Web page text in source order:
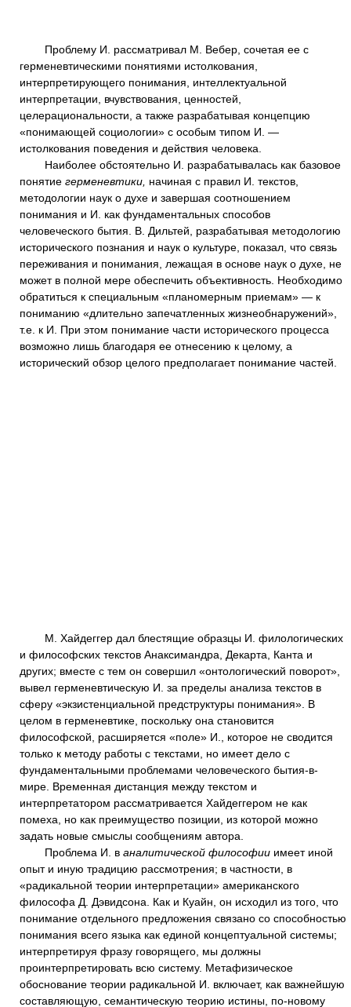
Проблему И. рассматривал М. Вебер, сочетая ее с
герменевтическими понятиями истолкования,
интерпретирующего понимания, интеллектуальной
интерпретации, вчувствования, ценностей,
целерациональности, а также разрабатывая концепцию
«понимающей социологии» с особым типом И. —
истолкования поведения и действия человека.
Наиболее обстоятельно И. разрабатывалась как базовое
понятие герменевтики, начиная с правил И. текстов,
методологии наук о духе и завершая соотношением
понимания и И. как фундаментальных способов
человеческого бытия. В. Дильтей, разрабатывая методологию
исторического познания и наук о культуре, показал, что связь
переживания и понимания, лежащая в основе наук о духе, не
может в полной мере обеспечить объективность. Необходимо
обратиться к специальным «планомерным приемам» — к
пониманию «длительно запечатленных жизнеобнаружений»,
т.е. к И. При этом понимание части исторического процесса
возможно лишь благодаря ее отнесению к целому, а
исторический обзор целого предполагает понимание частей.
М. Хайдеггер дал блестящие образцы И. филологических
и философских текстов Анаксимандра, Декарта, Канта и
других; вместе с тем он совершил «онтологический поворот»,
вывел герменевтическую И. за пределы анализа текстов в
сферу «экзистенциальной предструктуры понимания». В
целом в герменевтике, поскольку она становится
философской, расширяется «поле» И., которое не сводится
только к методу работы с текстами, но имеет дело с
фундаментальными проблемами человеческого бытия-в-
мире. Временная дистанция между текстом и
интерпретатором рассматривается Хайдеггером не как
помеха, но как преимущество позиции, из которой можно
задать новые смыслы сообщениям автора.
Проблема И. в аналитической философии имеет иной
опыт и иную традицию рассмотрения; в частности, в
«радикальной теории интерпретации» американского
философа Д. Дэвидсона. Как и Куайн, он исходил из того, что
понимание отдельного предложения связано со способностью
понимания всего языка как единой концептуальной системы;
интерпретируя фразу говорящего, мы должны
проинтерпретировать всю систему. Метафизическое
обоснование теории радикальной И. включает, как важнейшую
составляющую, семантическую теорию истины, по-новому